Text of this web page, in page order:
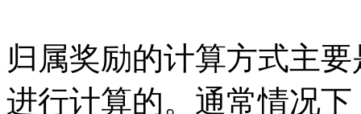
归属奖励的计算方式主
进行计算的。通常情况